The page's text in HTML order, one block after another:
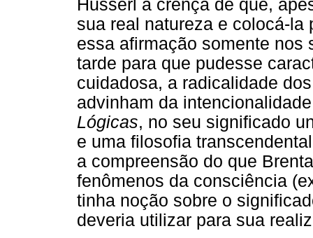
Husserl a crença de que,
sua real natureza e colocá-
essa afirmação somente nos
tarde para que pudesse
cuidadosa, a radicalidade
advinham da
Lógicas, no seu significado
e uma filosofia
a compreensão do que
fenômenos da consciência
tinha noção sobre o
deveria utilizar para sua